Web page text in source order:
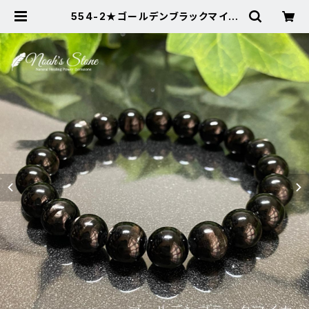
554-2★ゴールデンブラックマイカ
スレット | Noah's Stone ～パワー
ストーン・天然石SHOP～